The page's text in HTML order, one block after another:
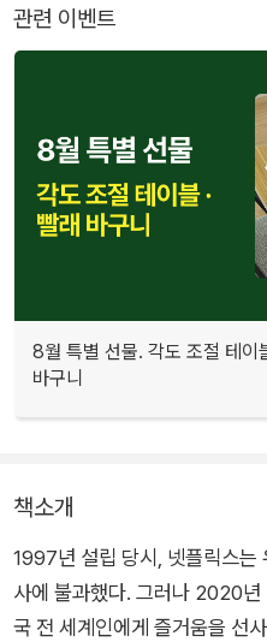
관련 이벤트
8월 특별 선물. 각도 조절 테이
바구니
책소개
1997년 설립 당시, 넷플릭스는
사에 불과했다. 그러나 2020
국 전 세계인에게 즐거움을 선